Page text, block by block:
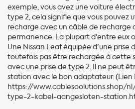
exemple, vous avez une voiture
type 2, cela signifie que vous pouvez
recharge avec un câble de recharge
permanence. La plupart d'entre eux
Une Nissan Leaf équipée d'une prise
toutefois pas être rechargée à cette
avec une prise de type 2. Il ne peut
station avec le bon adaptateur. (Lien
https://www.cablesoolutions.shop/
type-2-kabel-aangesloten-